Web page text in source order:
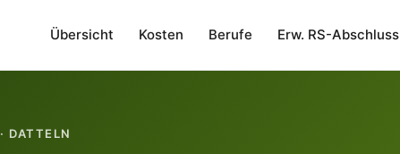
Übersicht Kosten Berufe Erw. RS-Abschluss
· DATTELN